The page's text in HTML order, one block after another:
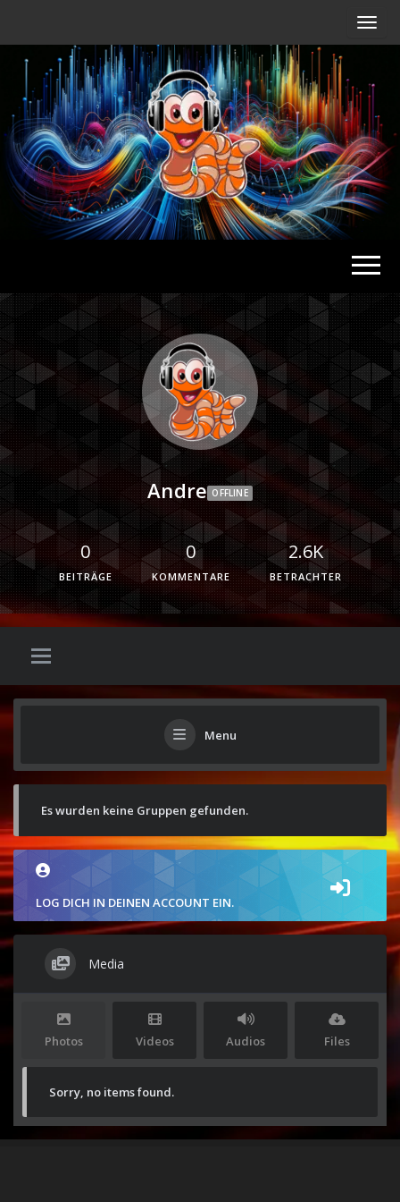
Radio
Andre OFFLINE
0
BEITRÄGE
0
KOMMENTARE
2.6K
BETRACHTER
Menu
Es wurden keine Gruppen gefunden.
LOG DICH IN DEINEN ACCOUNT EIN.
Media
Photos Videos Audios Files
Sorry, no items found.